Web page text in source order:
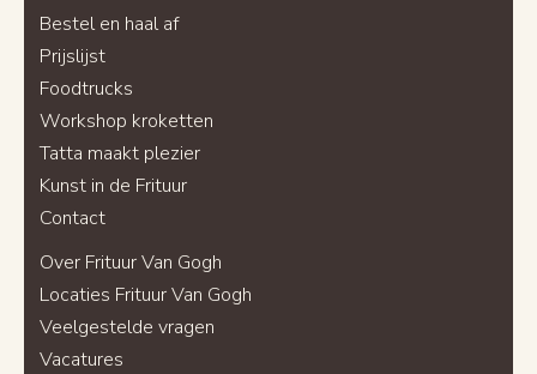
Bestel en haal af
Prijslijst
Foodtrucks
Workshop kroketten
Tatta maakt plezier
Kunst in de Frituur
Contact
Over Frituur Van Gogh
Locaties Frituur Van Gogh
Veelgestelde vragen
Vacatures